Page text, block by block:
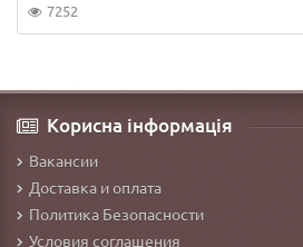
7252
Корисна інформація
Вакансии
Доставка и оплата
Политика Безопасности
Условия соглашения